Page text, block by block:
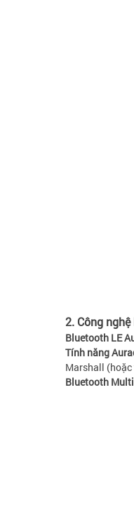
2. Công
Bluetooth LE
Tính năng
Marshall
Bluetooth